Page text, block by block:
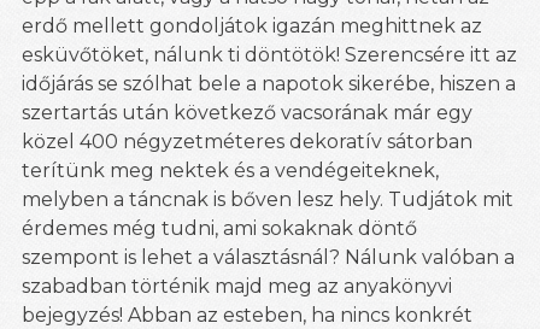
erdő mellett gondoljátok igazán meghittnek az
esküvőtöket, nálunk ti döntötök! Szerencsére itt az
időjárás se szólhat bele a napotok sikerébe, hiszen a
szertartás után következő vacsorának már egy
közel 400 négyzetméteres dekoratív sátorban
terítünk meg nektek és a vendégeiteknek,
melyben a táncnak is bőven lesz hely. Tudjátok mit
érdemes még tudni, ami sokaknak döntő
szempont is lehet a választásnál? Nálunk valóban a
szabadban történik majd meg az anyakönyvi
bejegyzés! Abban az esteben, ha nincs konkrét